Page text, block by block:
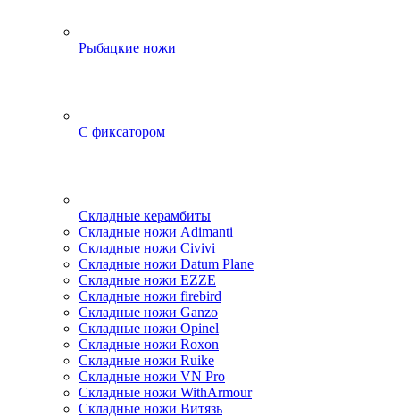
Рыбацкие ножи
С фиксатором
Складные керамбиты
Складные ножи Adimanti
Складные ножи Civivi
Складные ножи Datum Plane
Складные ножи EZZE
Складные ножи firebird
Складные ножи Ganzo
Складные ножи Opinel
Складные ножи Roxon
Складные ножи Ruike
Складные ножи VN Pro
Складные ножи WithArmour
Складные ножи Витязь